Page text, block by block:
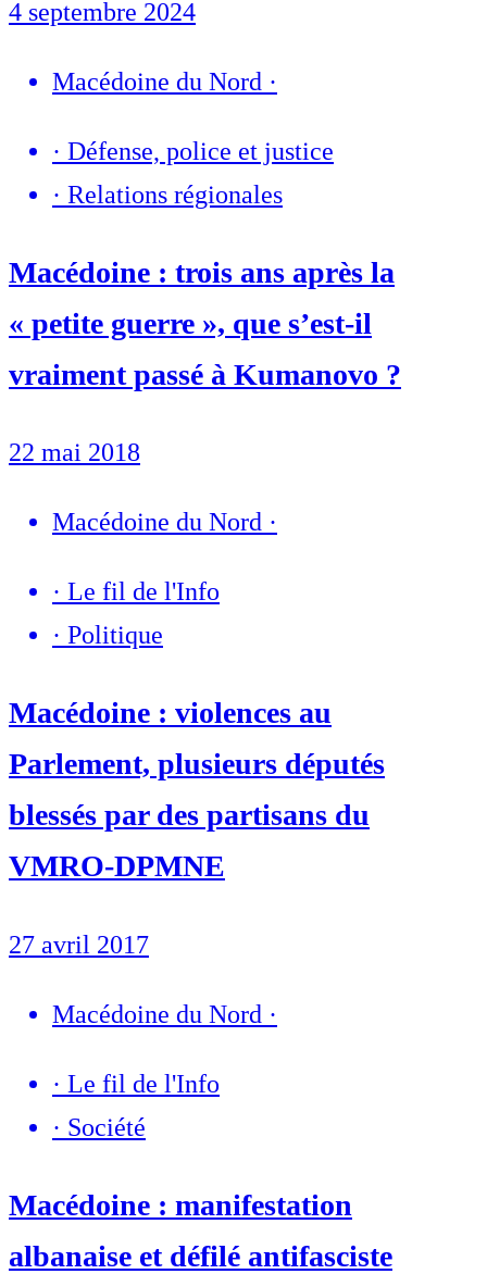
4 septembre 2024
Macédoine du Nord ·
· Défense, police et justice
· Relations régionales
Macédoine : trois ans après la
« petite guerre », que s’est-il
vraiment passé à Kumanovo ?
22 mai 2018
Macédoine du Nord ·
· Le fil de l'Info
· Politique
Macédoine : violences au
Parlement, plusieurs députés
blessés par des partisans du
VMRO-DPMNE
27 avril 2017
Macédoine du Nord ·
· Le fil de l'Info
· Société
Macédoine : manifestation
albanaise et défilé antifasciste